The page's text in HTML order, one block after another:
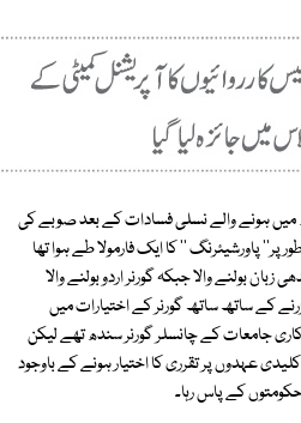
ہے کہ 1972میں سندھ میں ہونے والے نسلی فسادات کے بعد صوبے کی
پر'' پاورشیئرنگ '' کا ایک فارمولا طے ہوا تھا
بولنے والا جبکہ گورنر اردو بولنے والا
کے ساتھ ساتھ گورنر کے اختیارات میں
جامعات کے چانسلر گورنر سندھ تھے لیکن
عہدوں پر تقرری کا اختیار ہونے کے باوجود
حکومتوں کے پاس رہا۔